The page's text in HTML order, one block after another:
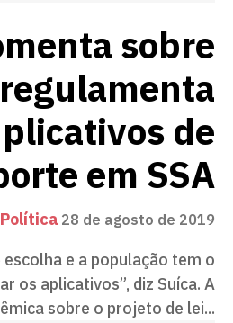
sobre
plicativos de
em SSA
Política 28 de agosto de 2019
e a população tem o
os aplicativos”, diz Suíca. A
sobre o projeto de lei...